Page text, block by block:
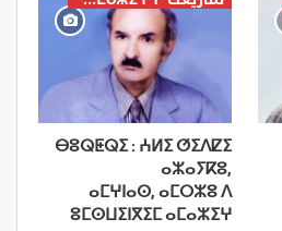
ⴱⵓⵕⵟⵕⵉ : ⵄⵍⵉ ⵚⵉⴷⵇⵉ
ⴰⵣⴰⵢⴽⵓ,
ⴰⵎⵖⵏⴰⵙ, ⴰⵎⵔⵣⵓ ⴷ
ⵓⵎⵙⵡⵉⵏⴳⵉⵎ ⴰⵎⴰⵣⵉⵖ